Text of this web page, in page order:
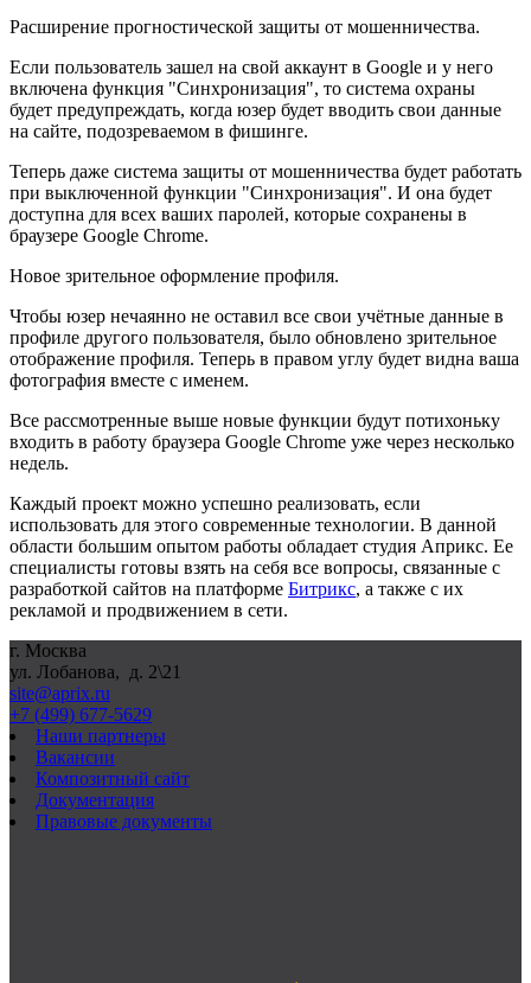
Расширение прогностической защиты от мошенничества.
Если пользователь зашел на свой аккаунт в Google и у него
включена функция "Синхронизация", то система охраны
будет предупреждать, когда юзер будет вводить свои данные
на сайте, подозреваемом в фишинге.
Теперь даже система защиты от мошенничества будет работать
при выключенной функции "Синхронизация". И она будет
доступна для всех ваших паролей, которые сохранены в
браузере Google Chrome.
Новое зрительное оформление профиля.
Чтобы юзер нечаянно не оставил все свои учётные данные в
профиле другого пользователя, было обновлено зрительное
отображение профиля. Теперь в правом углу будет видна ваша
фотография вместе с именем.
Все рассмотренные выше новые функции будут потихоньку
входить в работу браузера Google Chrome уже через несколько
недель.
Каждый проект можно успешно реализовать, если
использовать для этого современные технологии. В данной
области большим опытом работы обладает студия Априкс. Ее
специалисты готовы взять на себя все вопросы, связанные с
разработкой сайтов на платформе Битрикс, а также с их
рекламой и продвижением в сети.
г. Москва
ул. Лобанова, д. 2\21
site@aprix.ru
+7 (499) 677-5629
Наши партнеры
Вакансии
Композитный сайт
Документация
Правовые документы